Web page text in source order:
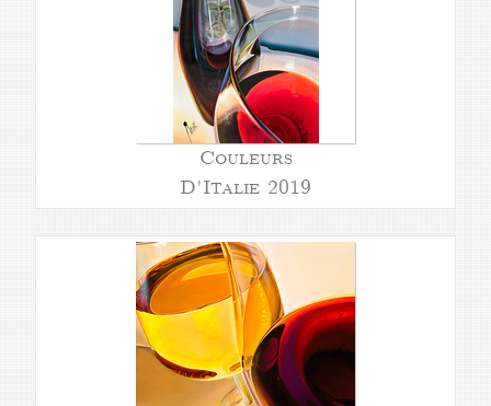
Couleurs
D'Italie 2019